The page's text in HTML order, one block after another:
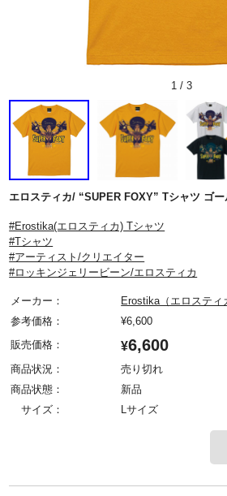
1 / 3
エロスティカ/ “SUPER FOXY” Tシャツ
#Erostika(エロスティカ) Tシャツ
#Tシャツ
#アーティスト/クリエイター
#ロッキンジェリービーン/エロスティカ
メーカー：
Erostika（エロスティ
参考価格：
¥6,600
販売価格：
¥6,600
商品状況：
売り切れ
商品状態：
新品
サイズ：
Lサイズ